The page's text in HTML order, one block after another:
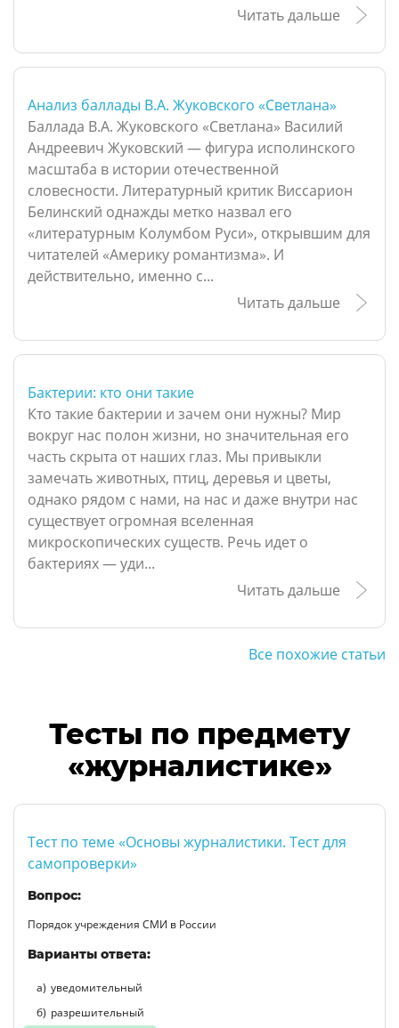
Читать дальше
Анализ баллады В.А. Жуковского «Светлана»
Баллада В.А. Жуковского «Светлана» Василий
Андреевич Жуковский — фигура исполинского
масштаба в истории отечественной
словесности. Литературный критик Виссарион
Белинский однажды метко назвал его
«литературным Колумбом Руси», открывшим для
читателей «Америку романтизма». И
действительно, именно с...
Читать дальше
Бактерии: кто они такие
Кто такие бактерии и зачем они нужны? Мир
вокруг нас полон жизни, но значительная его
часть скрыта от наших глаз. Мы привыкли
замечать животных, птиц, деревья и цветы,
однако рядом с нами, на нас и даже внутри нас
существует огромная вселенная
микроскопических существ. Речь идет о
бактериях — уди...
Читать дальше
Все похожие статьи
Тесты по предмету
«журналистике»
Тест по теме «Основы журналистики. Тест для
самопроверки»
Вопрос:
Порядок учреждения СМИ в России
Варианты ответа:
уведомительный
разрешительный